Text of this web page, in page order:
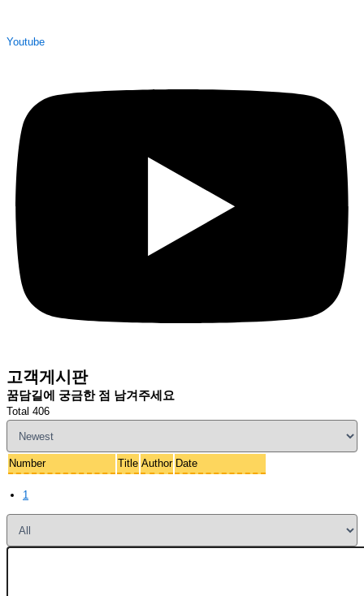
Youtube
고객게시판
꿈담길에 궁금한 점 남겨주세요
Total 406
Number Title Author Date
1